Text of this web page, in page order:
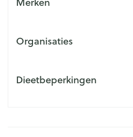
Organisaties
Dieetbeperkingen